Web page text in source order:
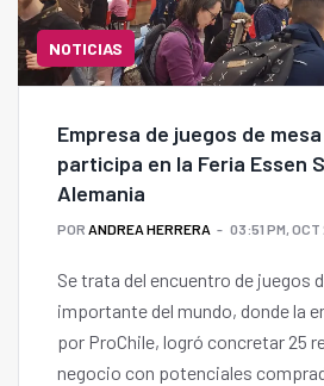
NOTICIAS
Empresa de juegos de
participa en la Feria Essen
Alemania
POR ANDREA HERRERA 03:51 PM, OCT
Se trata del encuentro de juegos
importante del mundo, donde la
por ProChile, logró concretar 25
negocio con potenciales